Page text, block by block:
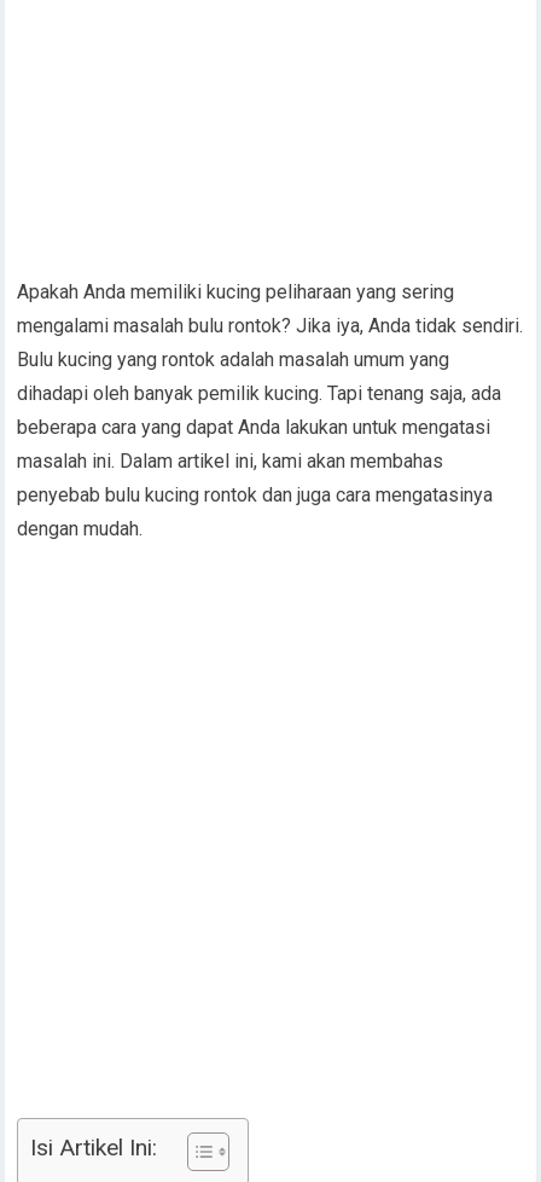
Apakah Anda memiliki kucing peliharaan yang sering
mengalami masalah bulu rontok? Jika iya, Anda tidak sendiri.
Bulu kucing yang rontok adalah masalah umum yang
dihadapi oleh banyak pemilik kucing. Tapi tenang saja, ada
beberapa cara yang dapat Anda lakukan untuk mengatasi
masalah ini. Dalam artikel ini, kami akan membahas
penyebab bulu kucing rontok dan juga cara mengatasinya
dengan mudah.
Isi Artikel Ini: